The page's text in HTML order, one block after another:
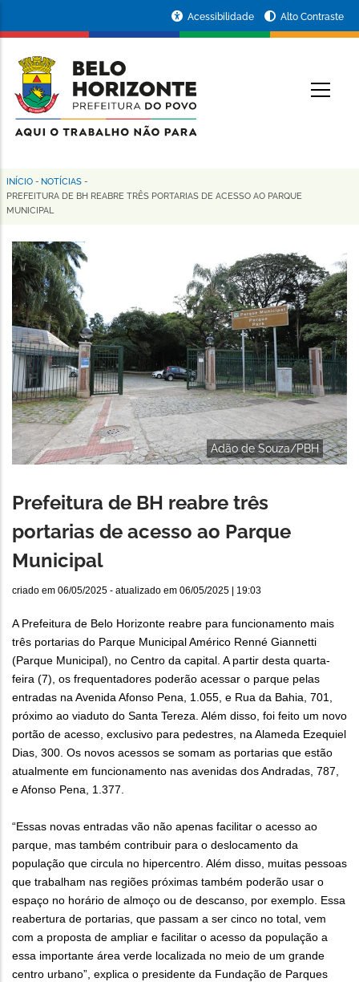
conteúdo
principal
da
Prefeitura
de
Horizonte
Acessibilidade Alto Contraste
Trilha
de
navegação
INÍCIO - NOTÍCIAS -
PREFEITURA DE BH REABRE TRÊS PORTARIAS DE ACESSO AO PARQUE
MUNICIPAL
Adão de Souza/PBH
Prefeitura de BH reabre três
portarias de acesso ao Parque
Municipal
criado em 06/05/2025 - atualizado em 06/05/2025 | 19:03
A Prefeitura de Belo Horizonte reabre para funcionamento mais
três portarias do Parque Municipal Américo Renné Giannetti
(Parque Municipal), no Centro da capital. A partir desta quarta-
feira (7), os frequentadores poderão acessar o parque pelas
entradas na Avenida Afonso Pena, 1.055, e Rua da Bahia, 701,
próximo ao viaduto do Santa Tereza. Além disso, foi feito um novo
portão de acesso, exclusivo para pedestres, na Alameda Ezequiel
Dias, 300. Os novos acessos se somam as portarias que estão
atualmente em funcionamento nas avenidas dos Andradas, 787,
e Afonso Pena, 1.377.
“Essas novas entradas vão não apenas facilitar o acesso ao
parque, mas também contribuir para o deslocamento da
população que circula no hipercentro. Além disso, muitas pessoas
que trabalham nas regiões próximas também poderão usar o
espaço no horário de almoço ou de descanso, por exemplo. Essa
reabertura de portarias, que passam a ser cinco no total, vem
com a proposta de ampliar e facilitar o acesso da população a
essa importante área verde localizada no meio de um grande
centro urbano”, explica o presidente da Fundação de Parques